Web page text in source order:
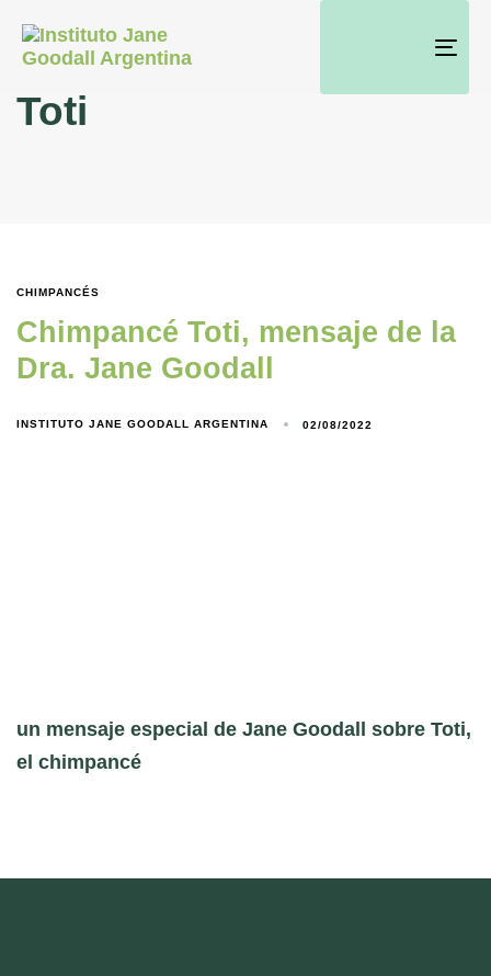
Toti
CHIMPANCÉS
Chimpancé Toti, mensaje de la
Dra. Jane Goodall
INSTITUTO JANE GOODALL ARGENTINA 02/08/2022
un mensaje especial de Jane Goodall sobre Toti,
el chimpancé